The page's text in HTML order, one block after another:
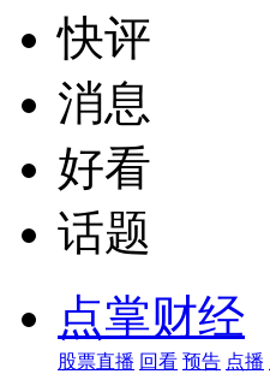
快评
消息
好看
话题
点掌财经
股票直播 回看 预告 点播